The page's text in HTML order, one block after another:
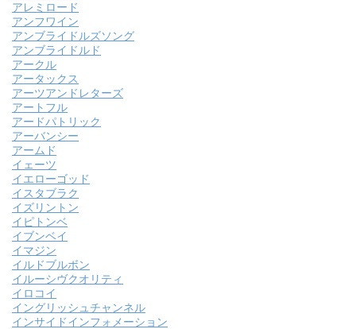
アレミロード
アンフワイン
アンブライドルズソング
アンブライドルド
アークル
アータックス
アーツアンドレターズ
アートフル
アードパトリック
アーバンシー
アームド
イェーツ
イエローゴッド
イスタブラク
イズリントン
イピトンベ
イブンベイ
イマジン
イルドブルボン
イルーシヴクオリティ
イロコイ
イングリッシュチャンネル
インサイドインフォメーション